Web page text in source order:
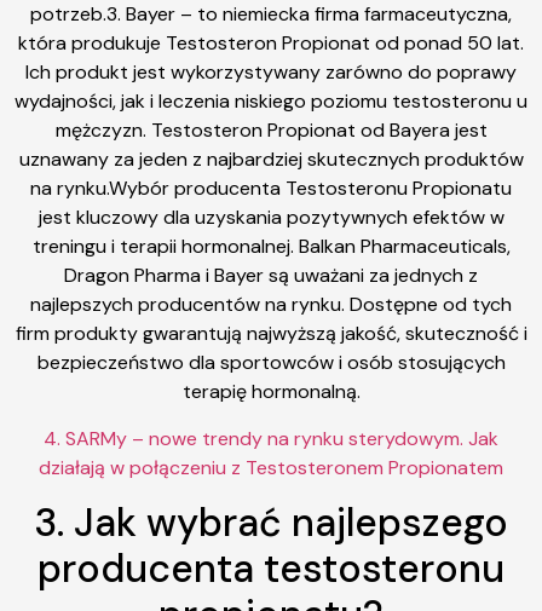
potrzeb.3. Bayer – to niemiecka firma farmaceutyczna,
która produkuje Testosteron Propionat od ponad 50 lat.
Ich produkt jest wykorzystywany zarówno do poprawy
wydajności, jak i leczenia niskiego poziomu testosteronu u
mężczyzn. Testosteron Propionat od Bayera jest
uznawany za jeden z najbardziej skutecznych produktów
na rynku.Wybór producenta Testosteronu Propionatu
jest kluczowy dla uzyskania pozytywnych efektów w
treningu i terapii hormonalnej. Balkan Pharmaceuticals,
Dragon Pharma i Bayer są uważani za jednych z
najlepszych producentów na rynku. Dostępne od tych
firm produkty gwarantują najwyższą jakość, skuteczność i
bezpieczeństwo dla sportowców i osób stosujących
terapię hormonalną.
4. SARMy – nowe trendy na rynku sterydowym. Jak
działają w połączeniu z Testosteronem Propionatem
3. Jak wybrać najlepszego
producenta testosteronu